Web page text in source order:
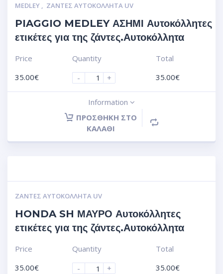
MEDLEY ΖΆΝΤΕΣ ΑΥΤΟΚΌΛΛΗΤΑ UV
PIAGGIO MEDLEY ΑΣΗΜΙ Αυτοκόλλητες
ετικέτες για της ζάντες.Αυτοκόλλητα
Price
35.00€
Quantity
-
+
Total
35.00€
Information
ΠΡΟΣΘΉΚΗ ΣΤΟ
ΚΑΛΆΘΙ
ΖΆΝΤΕΣ ΑΥΤΟΚΌΛΛΗΤΑ UV
HONDA SH ΜΑΥΡΟ Αυτοκόλλητες
ετικέτες για της ζάντες.Αυτοκόλλητα
Price
35.00€
Quantity
-
+
Total
35.00€